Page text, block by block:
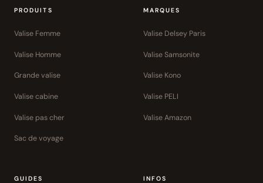
PRODUITS
Valise Femme
Valise Homme
Grande valise
Valise cabine
Valise pas cher
Sac de voyage
MARQUES
Valise Delsey Paris
Valise Samsonite
Valise Kono
Valise PELI
Valise Amazon
GUIDES INFOS